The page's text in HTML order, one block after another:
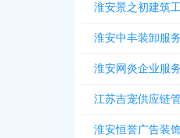
淮安景之初建筑
淮安中丰装卸服
淮安网炎企业服
江苏吉宠供应链
淮安恒誉广告装